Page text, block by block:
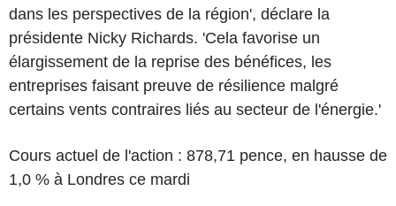
dans les perspectives de la région', déclare la
présidente Nicky Richards. 'Cela favorise un
élargissement de la reprise des bénéfices, les
entreprises faisant preuve de résilience malgré
certains vents contraires liés au secteur de l'énergie.'
Cours actuel de l'action : 878,71 pence, en hausse de
1,0 % à Londres ce mardi